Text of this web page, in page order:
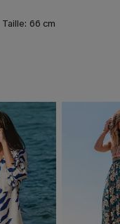
Taille: 66 cm